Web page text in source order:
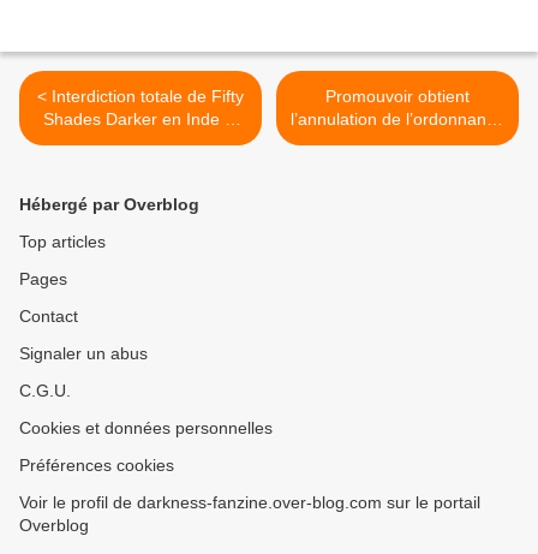
< Interdiction totale de Fifty
Shades Darker en Inde et
en Malaisie
Promouvoir obtient
l’annulation de l’ordonnance
du juge des référés qui la
Hébergé par Overblog
Top articles
Pages
Contact
Signaler un abus
C.G.U.
Cookies et données personnelles
Préférences cookies
Voir le profil de darkness-fanzine.over-blog.com sur le portail
Overblog